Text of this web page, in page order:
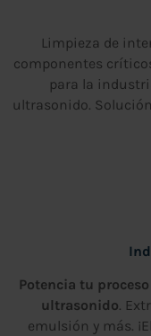
Limpieza de
componentes
para la
ultrasonido.
Potencia tu
ultrasonido.
emulsión y más.